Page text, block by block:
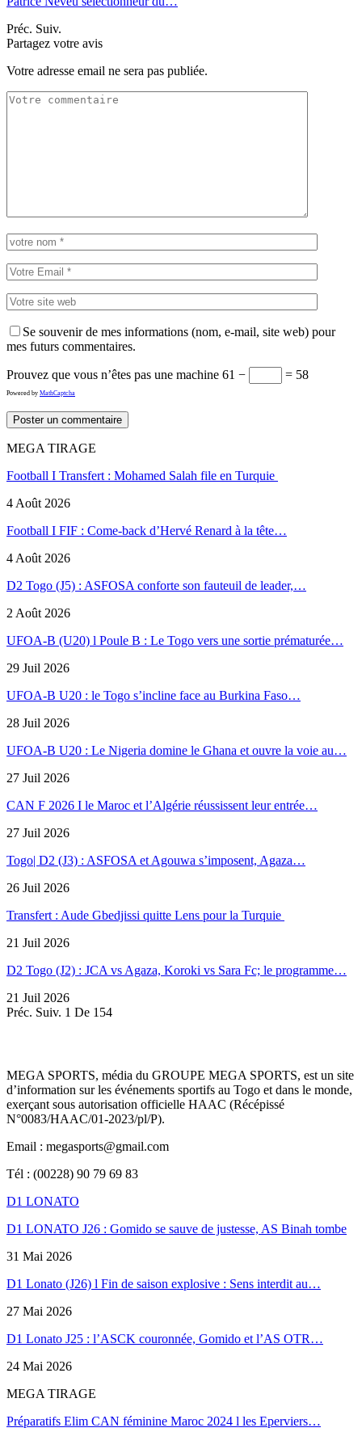
Préc. Suiv.
Partagez votre avis
Votre adresse email ne sera pas publiée.
Se souvenir de mes informations (nom, e-mail, site web) pour
mes futurs commentaires.
Prouvez que vous n’êtes pas une machine 61 − = 58
Powered by MathCaptcha
MEGA TIRAGE
Football I Transfert : Mohamed Salah file en Turquie
4 Août 2026
Football I FIF : Come-back d’Hervé Renard à la tête…
4 Août 2026
D2 Togo (J5) : ASFOSA conforte son fauteuil de leader,…
2 Août 2026
UFOA-B (U20) l Poule B : Le Togo vers une sortie prématurée…
29 Juil 2026
UFOA-B U20 : le Togo s’incline face au Burkina Faso…
28 Juil 2026
UFOA-B U20 : Le Nigeria domine le Ghana et ouvre la voie au…
27 Juil 2026
CAN F 2026 I le Maroc et l’Algérie réussissent leur entrée…
27 Juil 2026
Togo| D2 (J3) : ASFOSA et Agouwa s’imposent, Agaza…
26 Juil 2026
Transfert : Aude Gbedjissi quitte Lens pour la Turquie
21 Juil 2026
D2 Togo (J2) : JCA vs Agaza, Koroki vs Sara Fc; le programme…
21 Juil 2026
Préc. Suiv. 1 De 154
MEGA SPORTS, média du GROUPE MEGA SPORTS, est un site
d’information sur les événements sportifs au Togo et dans le monde,
exerçant sous autorisation officielle HAAC (Récépissé
N°0083/HAAC/01-2023/pl/P).
Email : megasports@gmail.com
Tél : (00228) 90 79 69 83
D1 LONATO
D1 LONATO J26 : Gomido se sauve de justesse, AS Binah tombe
31 Mai 2026
D1 Lonato (J26) l Fin de saison explosive : Sens interdit au…
27 Mai 2026
D1 Lonato J25 : l’ASCK couronnée, Gomido et l’AS OTR…
24 Mai 2026
MEGA TIRAGE
Préparatifs Elim CAN féminine Maroc 2024 l les Eperviers…